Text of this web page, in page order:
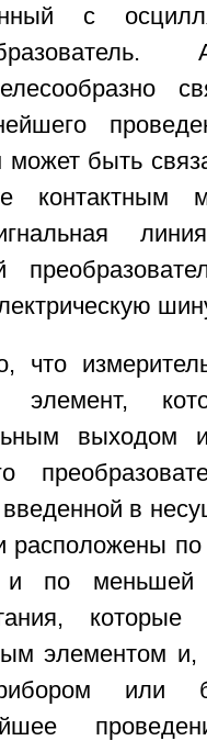
с
может быть
контактным
что
элемент,
выходом
в
расположены
и по
элементом
или